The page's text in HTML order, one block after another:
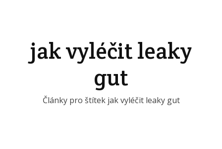
jak vyléčit leaky
gut
Články pro štítek jak vyléčit leaky gut